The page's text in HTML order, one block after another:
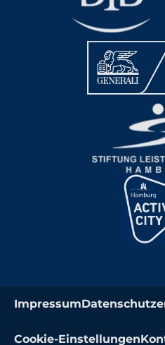
Impressum
Cookie-Einstellungen